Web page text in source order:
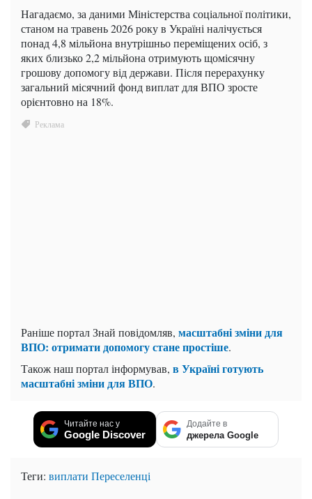
Нагадаємо, за даними Міністерства соціальної політики,
станом на травень 2026 року в Україні налічується
понад 4,8 мільйона внутрішньо переміщених осіб, з
яких близько 2,2 мільйона отримують щомісячну
грошову допомогу від держави. Після перерахунку
загальний місячний фонд виплат для ВПО зросте
орієнтовно на 18%.
Раніше портал Знай повідомляв, масштабні зміни для
ВПО: отримати допомогу стане простіше.
Також наш портал інформував, в Україні готують
масштабні зміни для ВПО.
Читайте нас у
Google Discover
Додайте в
джерела Google
Теги: виплати Переселенці